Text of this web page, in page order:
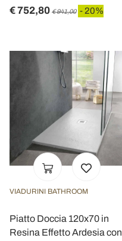
€ 752,80 € 941,00 - 20%
VIADURINI BATHROOM
Piatto Doccia 120x70 in
Resina Effetto Ardesia con